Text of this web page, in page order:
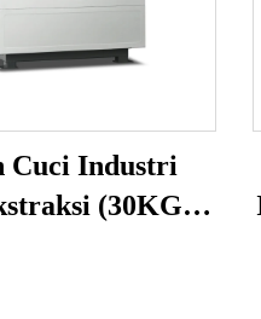
Cuci Industri
(30KG,